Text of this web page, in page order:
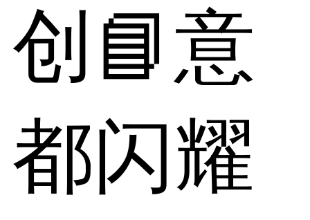
创📘意
都闪耀